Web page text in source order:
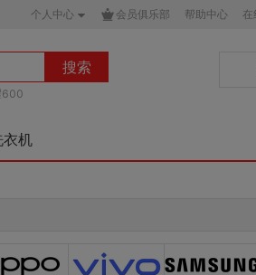
个人中心 会员俱乐部 帮助中心 在
搜索
600
衣机